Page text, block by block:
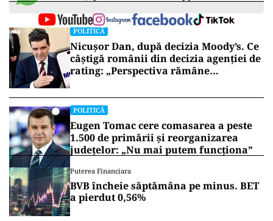
POLITICĂ
Nicușor Dan, după decizia Moody’s. Ce
câștigă românii din decizia agenției de
rating: „Perspectiva rămâne
POLITICĂ
Eugen Tomac cere comasarea a peste
1.500 de primării și reorganizarea
județelor: „Nu mai putem funcționa”
Puterea Financiara
BVB încheie săptămâna pe minus. BET
a pierdut 0,56%